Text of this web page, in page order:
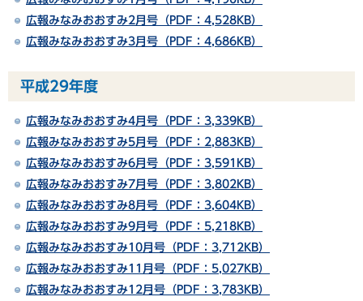
広報みなみおおすみ2月号（PDF：4,528KB）
広報みなみおおすみ3月号（PDF：4,686KB）
平成29年度
広報みなみおおすみ4月号（PDF：3,339KB）
広報みなみおおすみ5月号（PDF：2,883KB）
広報みなみおおすみ6月号（PDF：3,591KB）
広報みなみおおすみ7月号（PDF：3,802KB）
広報みなみおおすみ8月号（PDF：3,604KB）
広報みなみおおすみ9月号（PDF：5,218KB）
広報みなみおおすみ10月号（PDF：3,712KB）
広報みなみおおすみ11月号（PDF：5,027KB）
広報みなみおおすみ12月号（PDF：3,783KB）